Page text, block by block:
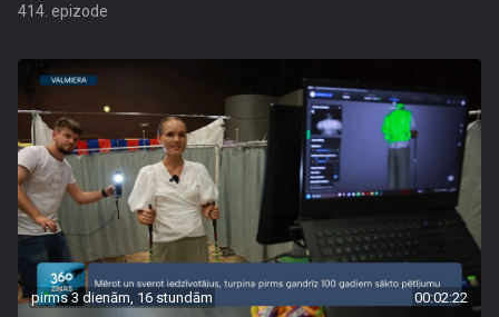
414. epizode
pirms 3 dienām, 16 stundām 00:02:22